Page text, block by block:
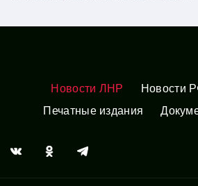
Новости ЛНР Новости
Печатные издания